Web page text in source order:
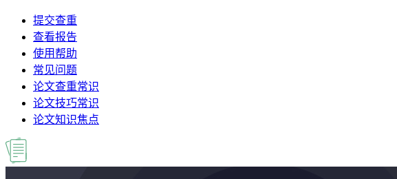
提交查重
查看报告
使用帮助
常见问题
论文查重常识
论文技巧常识
论文知识焦点